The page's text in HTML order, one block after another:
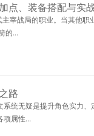
点、装备搭配与实
宰战局的职业。当其他职
的...
路
统无疑是提升角色实力、
项属性...